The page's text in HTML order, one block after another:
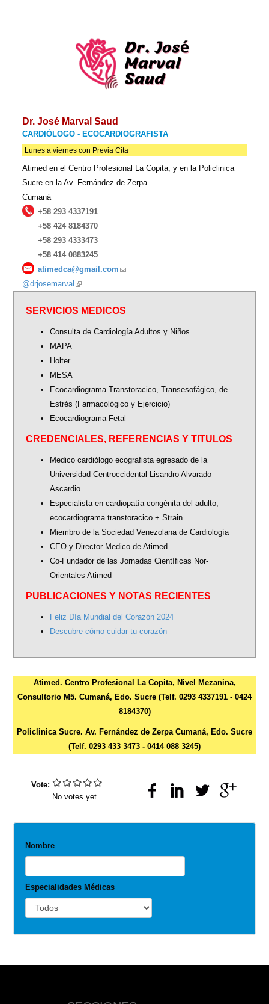
Dr. José Marval Saud
CARDIÓLOGO - ECOCARDIOGRAFISTA
Lunes a viernes con Previa Cita
Atimed en el Centro Profesional La Copita; y en la Policlinica
Sucre en la Av. Fernández de Zerpa
Cumaná
+58 293 4337191
+58 424 8184370
+58 293 4333473
+58 414 0883245
atimedca@gmail.com (link
mail)
@drjosemarval (link
external)
SERVICIOS MEDICOS
Consulta de Cardiología Adultos y Niños
MAPA
Holter
MESA
Ecocardiograma Transtoracico, Transesofágico, de
Estrés (Farmacológico y Ejercicio)
Ecocardiograma Fetal
CREDENCIALES, REFERENCIAS Y TITULOS
Medico cardiólogo ecografista egresado de la
Universidad Centroccidental Lisandro Alvarado –
Ascardio
Especialista en cardiopatía congénita del adulto,
ecocardiograma transtoracico + Strain
Miembro de la Sociedad Venezolana de Cardiología
CEO y Director Medico de Atimed
Co-Fundador de las Jornadas Científicas Nor-
Orientales Atimed
PUBLICACIONES Y NOTAS RECIENTES
Feliz Día Mundial del Corazón 2024
Descubre cómo cuidar tu corazón
Atimed. Centro Profesional La Copita, Nivel Mezanina,
Consultorio M5. Cumaná, Edo. Sucre (Telf. 0293 4337191 - 0424
8184370)
Policlinica Sucre. Av. Fernández de Zerpa Cumaná, Edo. Sucre
(Telf. 0293 433 3473 - 0414 088 3245)
Vote:
No votes yet
Nombre
Especialidades Médicas